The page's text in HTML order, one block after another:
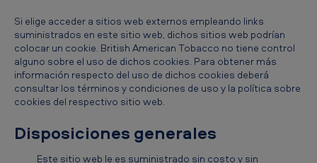
Si elige acceder a sitios web externos empleando links
suministrados en este sitio web, dichos sitios web podrían
colocar un cookie. British American Tobacco no tiene control
alguno sobre el uso de dichos cookies. Para obtener más
información respecto del uso de dichos cookies deberá
consultar los términos y condiciones de uso y la política sobre
cookies del respectivo sitio web.
Disposiciones generales
Este sitio web le es suministrado sin costo y sin